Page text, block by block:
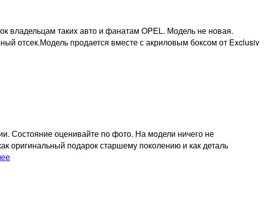
владельцам таких авто и фанатам OPEL. Модель не новая.
отсек.Модель продается вместе с акриловым боксом от Exclusiv
Состояние оценивайте по фото. На модели ничего не
оригинальный подарок старшему поколению и как деталь
Коллекционная